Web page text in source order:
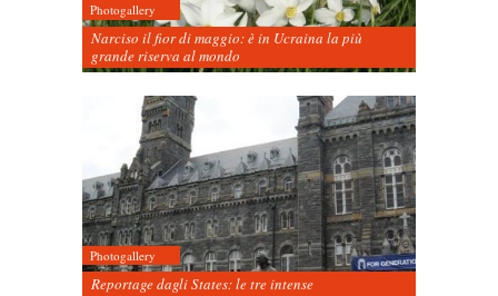
Photogallery
Narciso il fior di maggio: è in Ucraina la più
grande riserva al mondo
Photogallery
Reportage dagli States: le tre intense